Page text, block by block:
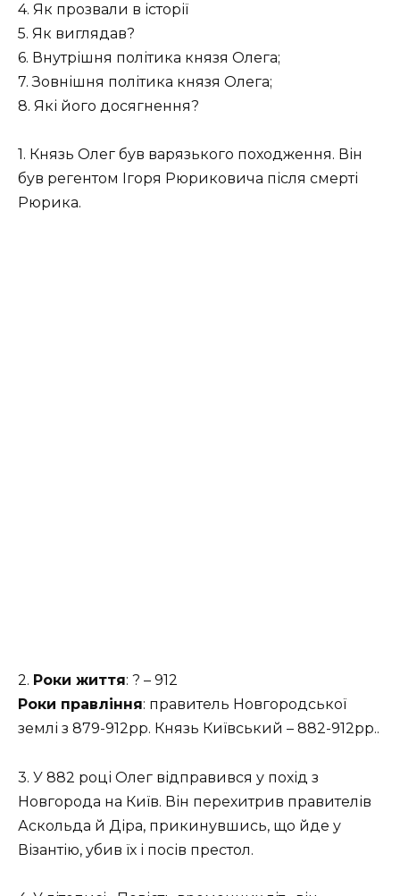
4. Як прозвали в історії
5. Як виглядав?
6. Внутрішня політика князя Олега;
7. Зовнішня політика князя Олега;
8. Які його досягнення?
1. Князь Олег був варязького походження. Він
був регентом Ігоря Рюриковича після смерті
Рюрика.
2. Роки життя: ? – 912
Роки правління: правитель Новгородської
землі з 879-912рр. Князь Київський – 882-912рр..
3. У 882 році Олег відправився у похід з
Новгорода на Київ. Він перехитрив правителів
Аскольда й Діра, прикинувшись, що йде у
Візантію, убив їх і посів престол.